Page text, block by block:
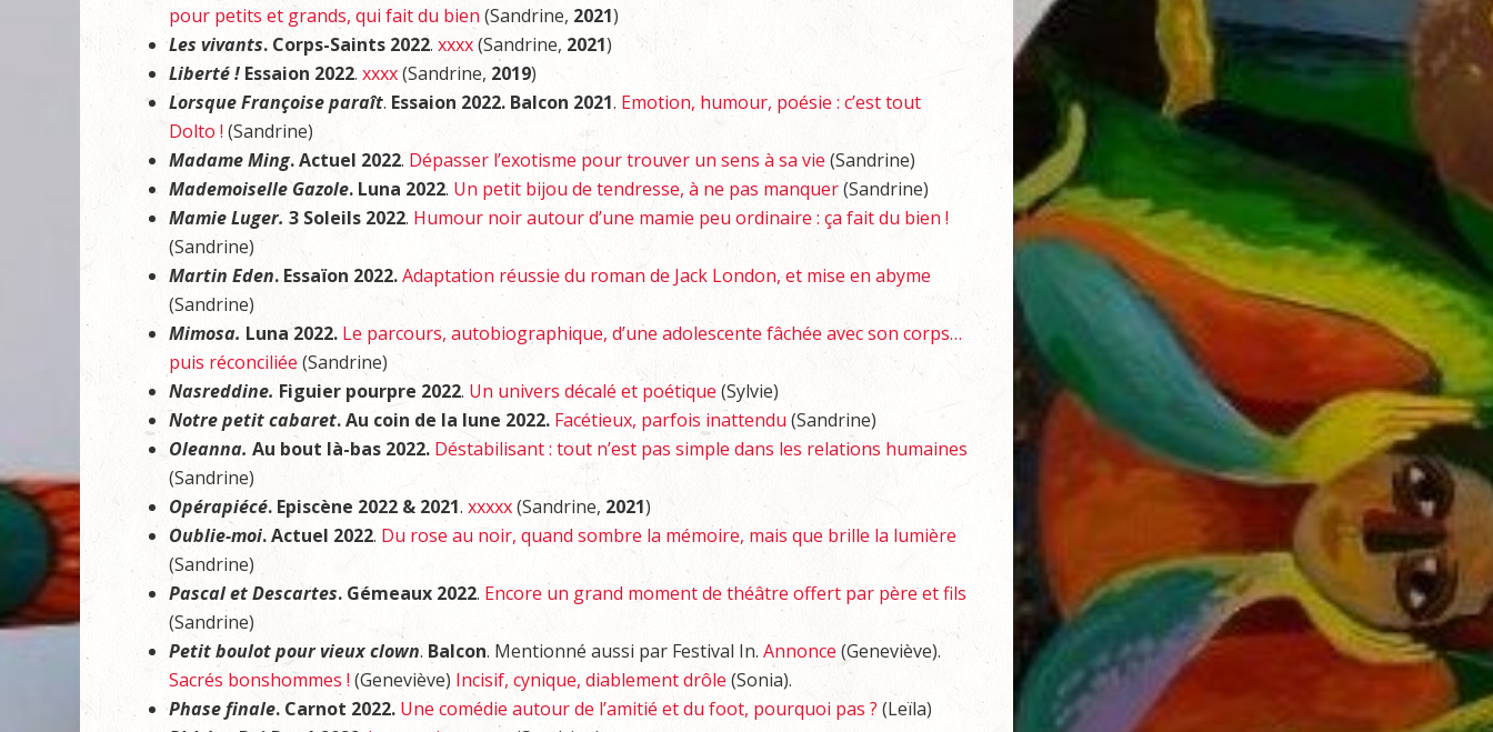
pour petits et grands, qui fait du bien (Sandrine, 2021)
Les vivants. Corps-Saints 2022. xxxx(Sandrine, 2021)
Liberté ! Essaion 2022. xxxx(Sandrine, 2019)
Lorsque Françoise paraît. Essaion 2022. Balcon 2021. Emotion, humour, poésie : c’est tout
Dolto ! (Sandrine)
Madame Ming. Actuel 2022. Dépasser l’exotisme pour trouver un sens à sa vie (Sandrine)
Mademoiselle Gazole. Luna 2022. Un petit bijou de tendresse, à ne pas manquer(Sandrine)
Mamie Luger. 3 Soleils 2022. Humour noir autour d’une mamie peu ordinaire : ça fait du bien !
(Sandrine)
Martin Eden. Essaïon 2022.Adaptation réussie du roman de Jack London, et mise en abyme
(Sandrine)
Mimosa. Luna 2022. Le parcours, autobiographique, d’une adolescente fâchée avec son corps…
puis réconciliée(Sandrine)
Nasreddine. Figuier pourpre 2022. Un univers décalé et poétique (Sylvie)
Notre petit cabaret. Au coin de la lune 2022. Facétieux, parfois inattendu (Sandrine)
Oleanna. Au bout là-bas 2022. Déstabilisant : tout n’est pas simple dans les relations humaines
(Sandrine)
Opérapiécé. Episcène 2022 & 2021. xxxxx(Sandrine, 2021)
Oublie-moi. Actuel 2022. Du rose au noir, quand sombre la mémoire, mais que brille la lumière
(Sandrine)
Pascal et Descartes. Gémeaux 2022. Encore un grand moment de théâtre offert par père et fils
(Sandrine)
Petit boulot pour vieux clown. Balcon. Mentionné aussi par Festival In. Annonce(Geneviève).
Sacrés bonshommes !(Geneviève) Incisif, cynique, diablement drôle(Sonia).
Phase finale. Carnot 2022. Une comédie autour de l’amitié et du foot, pourquoi pas ? (Leïla)